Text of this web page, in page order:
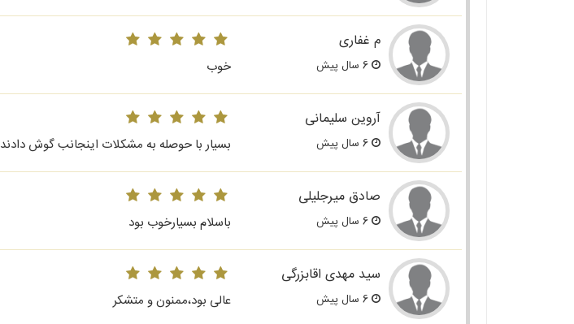
م غفاری
خوب
آروین سلیمانی
بسیار با حوصله به مشکلات اینجانب گوش
صادق میرجلیلی
باسلام بسیارخوب بود
سید مهدی اقابزرگی
عالی بود،ممنون و متشکر